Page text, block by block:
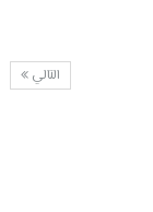
التالي